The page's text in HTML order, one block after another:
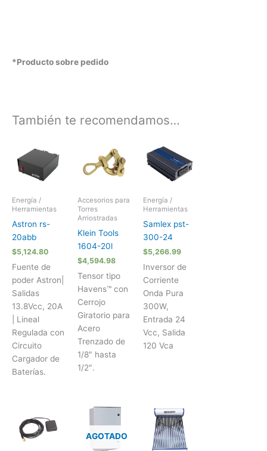
*Producto sobre pedido
También te recomendamos…
Energía /
Herramientas
Astron rs-
20abb
$5,124.80
Fuente de
poder Astron|
Salidas
13.8Vcc, 20A
| Lineal
Regulada con
Circuito
Cargador de
Baterías.
Accesorios para
Torres
Arriostradas
Klein Tools
1604-20l
$4,594.98
Tensor tipo
Havens™ con
Cerrojo
Giratorio para
Acero
Trenzado de
1/8″ hasta
1/2″.
Energía /
Herramientas
Samlex pst-
300-24
$5,266.99
Inversor de
Corriente
Onda Pura
300W,
Entrada 24
Vcc, Salida
120 Vca
AGOTADO